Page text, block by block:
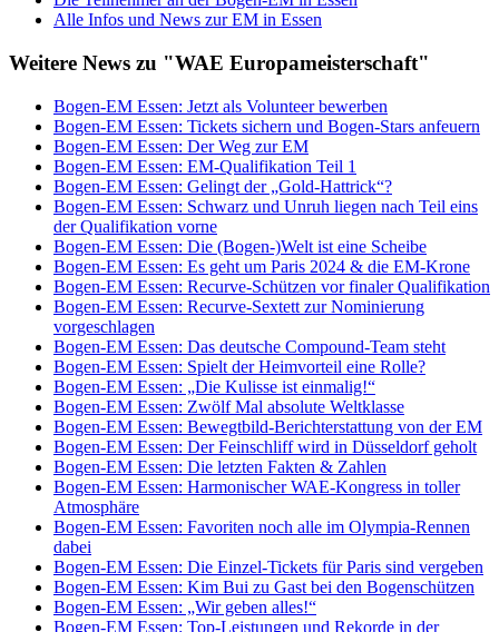
Alle Infos und News zur EM in Essen
Weitere News zu "WAE Europameisterschaft"
Bogen-EM Essen: Jetzt als Volunteer bewerben
Bogen-EM Essen: Tickets sichern und Bogen-Stars anfeuern
Bogen-EM Essen: Der Weg zur EM
Bogen-EM Essen: EM-Qualifikation Teil 1
Bogen-EM Essen: Gelingt der „Gold-Hattrick“?
Bogen-EM Essen: Schwarz und Unruh liegen nach Teil eins
der Qualifikation vorne
Bogen-EM Essen: Die (Bogen-)Welt ist eine Scheibe
Bogen-EM Essen: Es geht um Paris 2024 & die EM-Krone
Bogen-EM Essen: Recurve-Schützen vor finaler Qualifikation
Bogen-EM Essen: Recurve-Sextett zur Nominierung
vorgeschlagen
Bogen-EM Essen: Das deutsche Compound-Team steht
Bogen-EM Essen: Spielt der Heimvorteil eine Rolle?
Bogen-EM Essen: „Die Kulisse ist einmalig!“
Bogen-EM Essen: Zwölf Mal absolute Weltklasse
Bogen-EM Essen: Bewegtbild-Berichterstattung von der EM
Bogen-EM Essen: Der Feinschliff wird in Düsseldorf geholt
Bogen-EM Essen: Die letzten Fakten & Zahlen
Bogen-EM Essen: Harmonischer WAE-Kongress in toller
Atmosphäre
Bogen-EM Essen: Favoriten noch alle im Olympia-Rennen
dabei
Bogen-EM Essen: Die Einzel-Tickets für Paris sind vergeben
Bogen-EM Essen: Kim Bui zu Gast bei den Bogenschützen
Bogen-EM Essen: „Wir geben alles!“
Bogen-EM Essen: Top-Leistungen und Rekorde in der